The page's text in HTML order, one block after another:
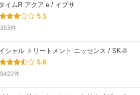
イムR アクア e / イプサ
5.1
件
シャル トリートメント エッセンス / SK-II
5.6
件